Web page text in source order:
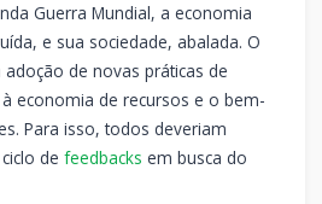
Guerra Mundial, a economia
e sua sociedade, abalada. O
de novas práticas de
economia de recursos e o bem-
Para isso, todos deveriam
de feedbacks em busca do